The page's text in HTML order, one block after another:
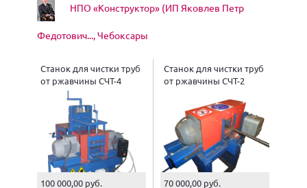
НПО «Конструктор» (ИП Яковлев Петр
Федотович..., Чебоксары
Станок для чистки труб
от ржавчины СЧТ-4
100 000,00 руб.
Станок для чистки труб
от ржавчины СЧТ-2
70 000,00 руб.